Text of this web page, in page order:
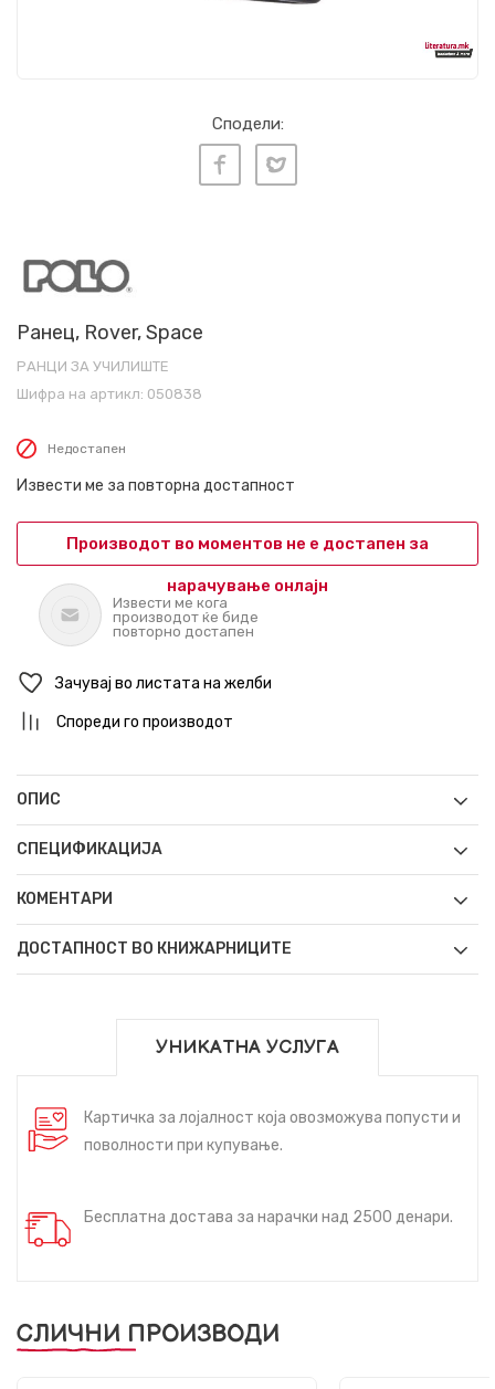
Сподели:
Ранец, Rover, Space
РАНЦИ ЗА УЧИЛИШТЕ
Шифра на артикл: 050838
Недостапен
Извести ме за повторна достапност
Производот во моментов не е достапен за
нарачување онлајн
Извести ме кога
производот ќе биде
повторно достапен
Зачувај во листата на желби
Спореди го производот
ОПИС
СПЕЦИФИКАЦИЈА
КОМЕНТАРИ
ДОСТАПНОСТ ВО КНИЖАРНИЦИТЕ
УНИКАТНА УСЛУГА
Картичка за лојалност која овозможува попусти и
поволности при купување.
Бесплатна достава за нарачки над 2500 денари.
СЛИЧНИ ПРОИЗВОДИ